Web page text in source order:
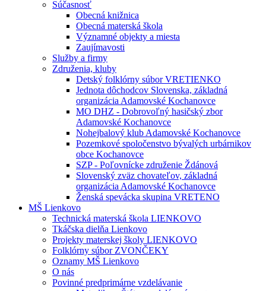
Súčasnosť
Obecná knižnica
Obecná materská škola
Významné objekty a miesta
Zaujímavosti
Služby a firmy
Združenia, kluby
Detský folklórny súbor VRETIENKO
Jednota dôchodcov Slovenska, základná
organizácia Adamovské Kochanovce
MO DHZ - Dobrovoľný hasičský zbor
Adamovské Kochanovce
Nohejbalový klub Adamovské Kochanovce
Pozemkové spoločenstvo bývalých urbárnikov
obce Kochanovce
SZP - Poľovnícke združenie Ždánová
Slovenský zväz chovateľov, základná
organizácia Adamovské Kochanovce
Ženská spevácka skupina VRETENO
MŠ Lienkovo
Technická materská škola LIENKOVO
Tkáčska dielňa Lienkovo
Projekty materskej školy LIENKOVO
Folklórny súbor ZVONČEKY
Oznamy MŠ Lienkovo
O nás
Povinné predprimárne vzdelávanie